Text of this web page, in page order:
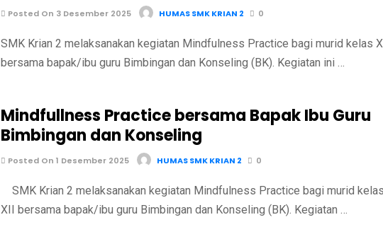
Posted On 3 Desember 2025 HUMAS SMK KRIAN 2 0
SMK Krian 2 melaksanakan kegiatan Mindfulness Practice bagi murid kelas
bersama bapak/ibu guru Bimbingan dan Konseling (BK). Kegiatan ini …
Mindfullness Practice bersama Bapak Ibu Guru
Bimbingan dan Konseling
Posted On 1 Desember 2025 HUMAS SMK KRIAN 2 0
SMK Krian 2 melaksanakan kegiatan Mindfulness Practice bagi murid kelas
XII bersama bapak/ibu guru Bimbingan dan Konseling (BK). Kegiatan …